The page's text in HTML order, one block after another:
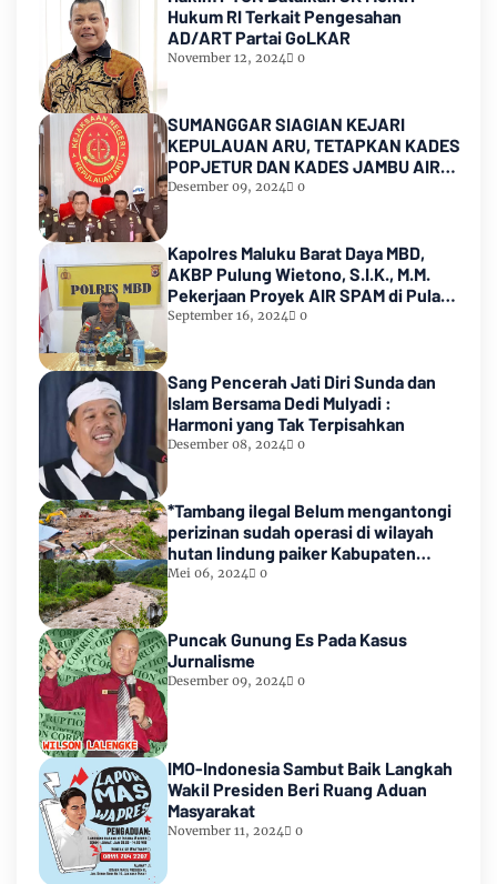
Hukum RI Terkait Pengesahan
AD/ART Partai GoLKAR
November 12, 2024 0
SUMANGGAR SIAGIAN KEJARI
KEPULAUAN ARU, TETAPKAN KADES
POPJETUR DAN KADES JAMBU AIR
SEBAGAI TERSANGKA ( TSK )
ADD dan DD TA 2016 - 2021
Desember 09, 2024 0
Kapolres Maluku Barat Daya MBD,
AKBP Pulung Wietono, S.I.K., M.M.
Pekerjaan Proyek AIR SPAM di Pulau
Marsela Sementara Ditangani Oleh
September 16, 2024 0
Sang Pencerah Jati Diri Sunda dan
Islam Bersama Dedi Mulyadi :
Harmoni yang Tak Terpisahkan
Desember 08, 2024 0
*Tambang ilegal Belum mengantongi
perizinan sudah operasi di wilayah
hutan lindung paiker Kabupaten
Empat lawang Sumsel*
Mei 06, 2024 0
Puncak Gunung Es Pada Kasus
Jurnalisme
Desember 09, 2024 0
IMO-Indonesia Sambut Baik Langkah
Wakil Presiden Beri Ruang Aduan
Masyarakat
November 11, 2024 0